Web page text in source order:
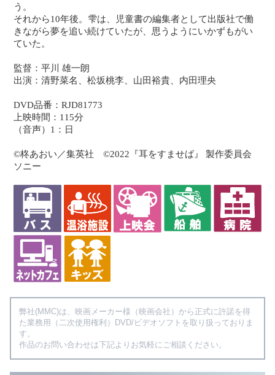
う。
それから10年後。雫は、児童書の編集者として出版社で働
きながら夢を追い続けていたが、思うようにいかずもがい
ていた。
監督：平川 雄一朗
出演：清野菜名、松坂桃李、山田裕貴、内田理央
DVD品番：RJD81773
上映時間：115分
（音声）1：日
©柊あおい／集英社 ©2022『耳をすませば』 製作委員会
ソニー
弊社(MMC)は、映画メーカー様（映画会社）から正式に許諾を得
た業務用（二次使用権利）DVD/ビデオソフトを取り扱っておりま
す。
作品のお問い合わせは下記よりお気軽にご相談ください。